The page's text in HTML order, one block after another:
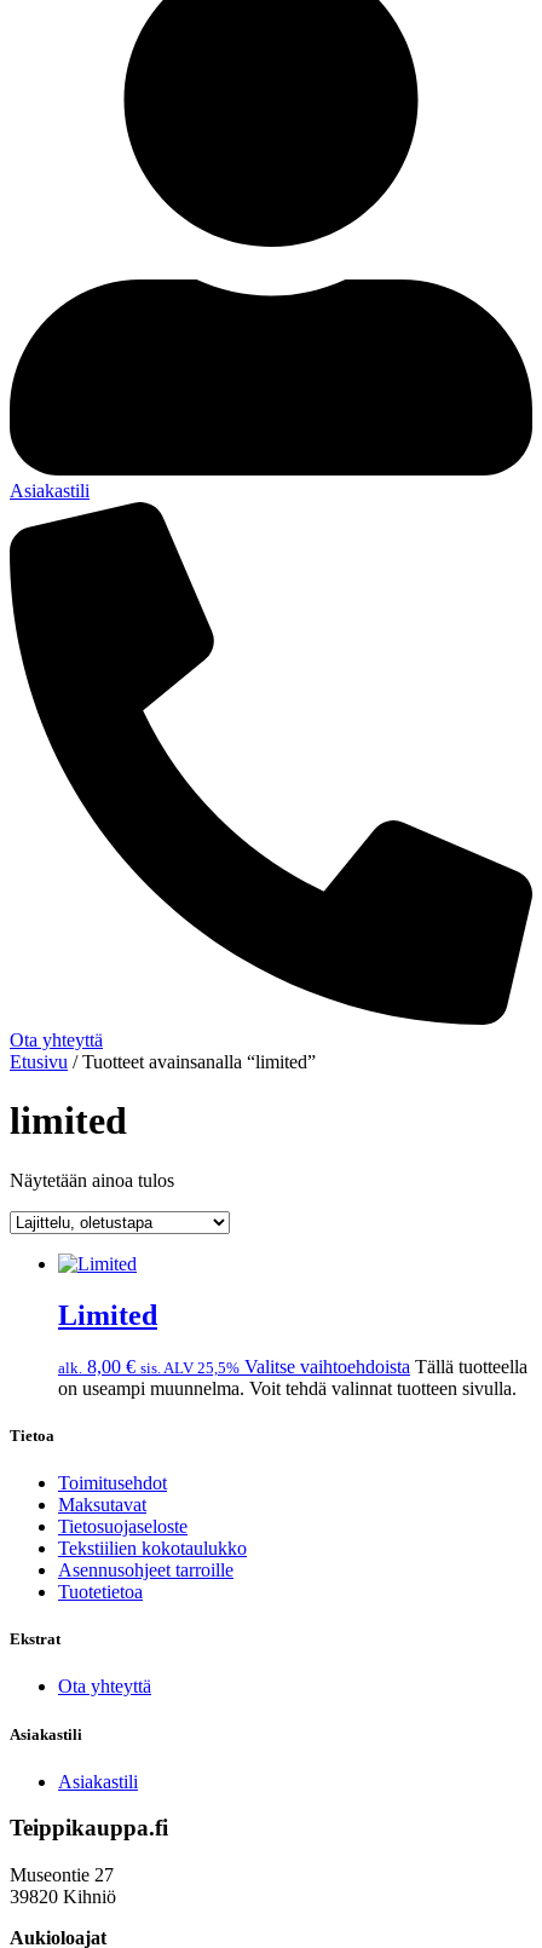
Asiakastili
Ota yhteyttä
Etusivu / Tuotteet avainsanalla “limited”
limited
Näytetään ainoa tulos
Limited
alk. 8,00 € sis. ALV 25,5% Valitse vaihtoehdoista Tällä tuotteella
on useampi muunnelma. Voit tehdä valinnat tuotteen sivulla.
Tietoa
Toimitusehdot
Maksutavat
Tietosuojaseloste
Tekstiilien kokotaulukko
Asennusohjeet tarroille
Tuotetietoa
Ekstrat
Ota yhteyttä
Asiakastili
Asiakastili
Teippikauppa.fi
Museontie 27
39820 Kihniö
Aukioloajat